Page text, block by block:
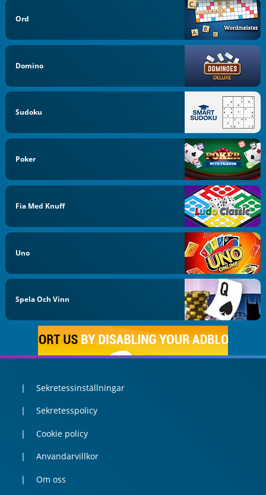
Ord
Domino
Sudoku
Poker
Fia Med Knuff
Uno
Spela Och Vinn
Sekretessinställningar
Sekretesspolicy
Cookie policy
Anvandarvillkor
Om oss